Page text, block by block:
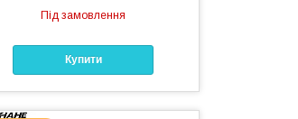
Під замовлення
Купити